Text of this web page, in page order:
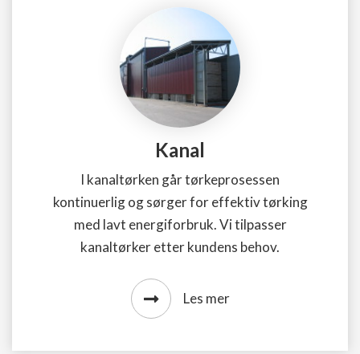
Kanal
I kanaltørken går tørkeprosessen
kontinuerlig og sørger for effektiv tørking
med lavt energiforbruk. Vi tilpasser
kanaltørker etter kundens behov.
Les mer